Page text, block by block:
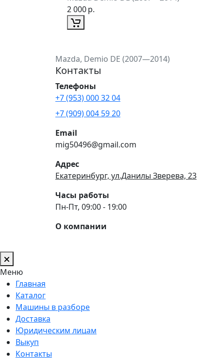
2 000р.
Mazda, Demio DE (2007—2014)
Контакты
Телефоны
+7 (953) 000 32 04
+7 (909) 004 59 20
Email
mig50496@gmail.com
Адрес
Екатеринбург, ул.Данилы Зверева, 23
Часы работы
Пн-Пт, 09:00 - 19:00
О компании
Меню
Главная
Каталог
Машины в разборе
Доставка
Юридическим лицам
Выкуп
Контакты